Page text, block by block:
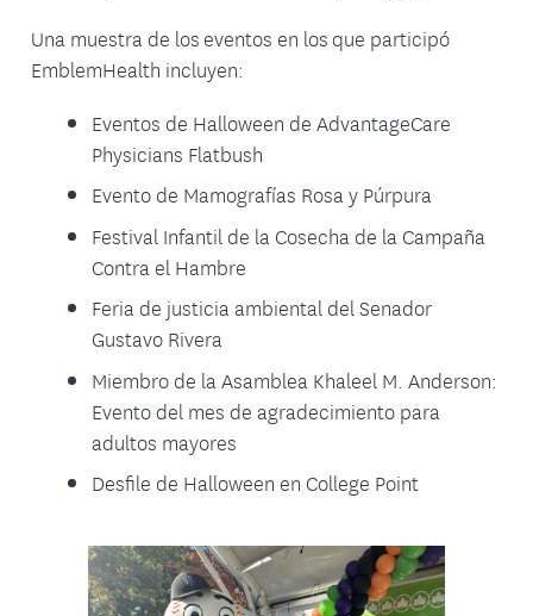
Una muestra de los eventos en los que participó
EmblemHealth incluyen:
Eventos de Halloween de AdvantageCare
Physicians Flatbush
Evento de Mamografías Rosa y Púrpura
Festival Infantil de la Cosecha de la Campaña
Contra el Hambre
Feria de justicia ambiental del Senador
Gustavo Rivera
Miembro de la Asamblea Khaleel M. Anderson:
Evento del mes de agradecimiento para
adultos mayores
Desfile de Halloween en College Point